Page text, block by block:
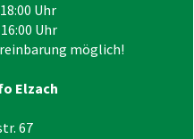
Uhr
Uhr
möglich!
Elzach
67